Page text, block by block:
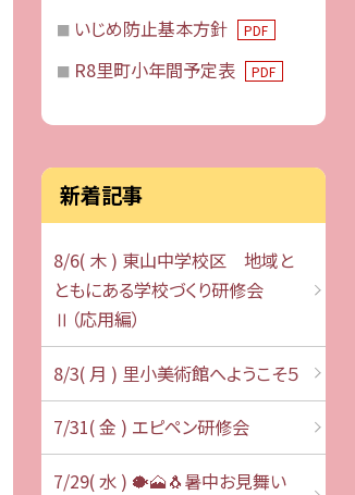
いじめ防止基本方針 PDF
R8里町小年間予定表 PDF
新着記事
8/6( 木 ) 東山中学校区 地域と
ともにある学校づくり研修会
Ⅱ（応用編）
8/3( 月 ) 里小美術館へようこそ５
7/31( 金 ) エピペン研修会
7/29( 水 ) 🐡🗻🐧暑中お見舞い